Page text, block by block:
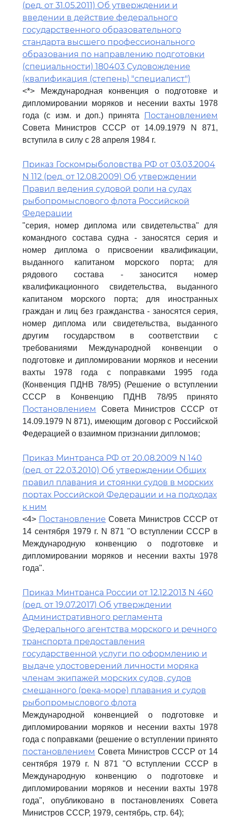
(ред. от 31.05.2011) Об утверждении и
введении в действие федерального
государственного образовательного
стандарта высшего профессионального
образования по направлению подготовки
(специальности) 180403 Судовождение
(квалификация (степень) "специалист")
<*> Международная конвенция о подготовке и
дипломировании моряков и несении вахты 1978
года (с изм. и доп.) принята
Постановлением
Совета Министров СССР от 14.09.1979 N 871,
вступила в силу с 28 апреля 1984 г.
Приказ Госкомрыболовства РФ от 03.03.2004
N 112 (ред. от 12.08.2009) Об утверждении
Правил ведения судовой роли на судах
рыбопромыслового флота Российской
Федерации
"серия, номер диплома или свидетельства" для
командного состава судна - заносятся серия и
номер диплома о присвоении квалификации,
выданного капитаном морского порта; для
рядового состава - заносится номер
квалификационного свидетельства, выданного
капитаном морского порта; для иностранных
граждан и лиц без гражданства - заносятся серия,
номер диплома или свидетельства, выданного
другим государством в соответствии с
требованиями Международной конвенции о
подготовке и дипломировании моряков и несении
вахты 1978 года с поправками 1995 года
(Конвенция ПДНВ 78/95) (Решение о вступлении
СССР в Конвенцию ПДНВ 78/95 принято
Постановлением
Совета Министров СССР от
14.09.1979 N 871), имеющим договор с Российской
Федерацией о взаимном признании дипломов;
Приказ Минтранса РФ от 20.08.2009 N 140
(ред. от 22.03.2010) Об утверждении Общих
правил плавания и стоянки судов в морских
портах Российской Федерации и на подходах
к ним
<4> Постановление Совета Министров СССР от
14 сентября 1979 г. N 871 "О вступлении СССР в
Международную конвенцию о подготовке и
дипломировании моряков и несении вахты 1978
года".
Приказ Минтранса России от 12.12.2013 N 460
(ред. от 19.07.2017) Об утверждении
Административного регламента
Федерального агентства морского и речного
транспорта предоставления
государственной услуги по оформлению и
выдаче удостоверений личности моряка
членам экипажей морских судов, судов
смешанного (река-море) плавания и судов
рыбопромыслового флота
Международной конвенцией о подготовке и
дипломировании моряков и несении вахты 1978
года с поправками (решение о вступлении принято
постановлением Совета Министров СССР от 14
сентября 1979 г. N 871 "О вступлении СССР в
Международную конвенцию о подготовке и
дипломировании моряков и несении вахты 1978
года", опубликовано в постановлениях Совета
Министров СССР, 1979, сентябрь, стр. 64);